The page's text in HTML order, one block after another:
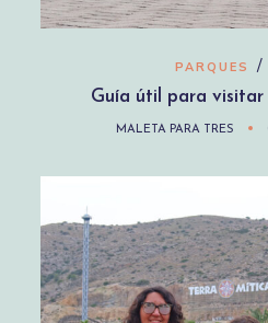
PARQUES /
Guía útil para visitar
MALETA PARA TRES